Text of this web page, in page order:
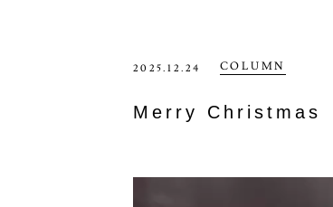
2025.12.24 COLUMN
Merry Christmas